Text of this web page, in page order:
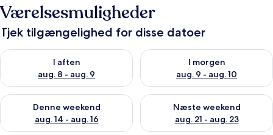
Værelsesmuligheder
Tjek tilgængelighed for disse datoer
I aften
aug. 8 - aug. 9
Tjek tilgængelighed for i aften aug. 8 - aug. 9
I morgen
aug. 9 - aug. 10
Tjek tilgængelighed for i
Denne weekend
aug. 14 - aug. 16
Tjek tilgængelighed for denne weekend aug. 14 - aug. 16
Næste weekend
aug. 21 - aug. 23
Tjek tilgængelighed for næste